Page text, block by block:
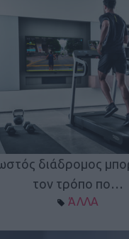
διάδρομος
τον τρόπο πο…
ΆΛΛΑ